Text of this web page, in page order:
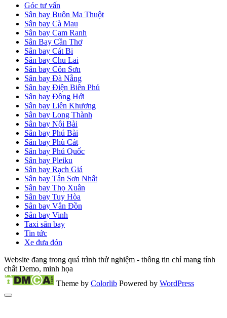
Góc tư vấn
Sân bay Buôn Ma Thuột
Sân bay Cà Mau
Sân bay Cam Ranh
Sân Bay Cần Thơ
Sân bay Cát Bi
Sân bay Chu Lai
Sân bay Côn Sơn
Sân bay Đà Nẵng
Sân bay Điện Biên Phủ
Sân bay Đồng Hới
Sân bay Liên Khương
Sân bay Long Thành
Sân bay Nội Bài
Sân bay Phú Bài
Sân bay Phù Cát
Sân bay Phú Quốc
Sân bay Pleiku
Sân bay Rạch Giá
Sân bay Tân Sơn Nhất
Sân bay Thọ Xuân
Sân bay Tuy Hòa
Sân bay Vân Đồn
Sân bay Vinh
Taxi sân bay
Tin tức
Xe đưa đón
Website đang trong quá trình thử nghiệm - thông tin chỉ mang tính
chất Demo, minh họa
Theme by Colorlib Powered by WordPress